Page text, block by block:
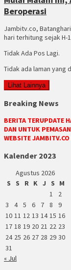
Beroperasi
Jambitv.co,
hari terhitung sejak H-
Tidak Ada Pos Lagi.
Tidak ada laman yang
Lihat Lainnya
Breaking News
BERITA TERUPDATE
DAN UNTUK
WEBSITE
Kalender 2023
Agustus 2026
S
S R K J S
M
1
2
3
4 5 6 7 8
9
10 11 12 13 14 15 16
17 18 19 20 21 22 23
24 25 26 27 28 29 30
31
« Jul